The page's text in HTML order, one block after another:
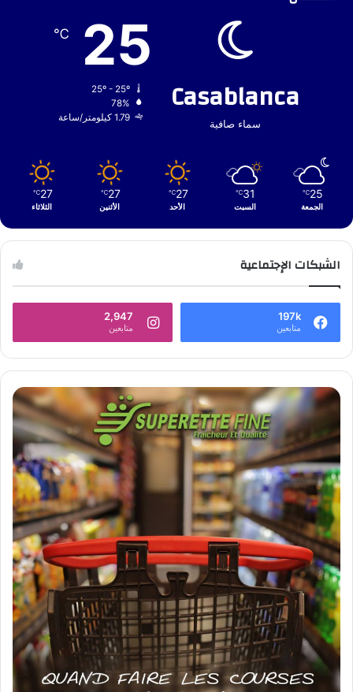
Casablanca
سماء صافية
25
℃
78%
1.79 كيلومتر/ساعة
25
℃
الجمعة
31
℃
السبت
27
℃
الأحد
27
℃
الأثنين
27
℃
الثلاثاء
الشبكات الإجتماعية
197k
متابعين
2,947
متابعين